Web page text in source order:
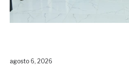
agosto 6, 2026